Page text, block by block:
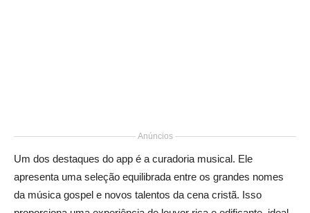
Anúncios
Um dos destaques do app é a curadoria musical. Ele
apresenta uma seleção equilibrada entre os grandes nomes
da música gospel e novos talentos da cena cristã. Isso